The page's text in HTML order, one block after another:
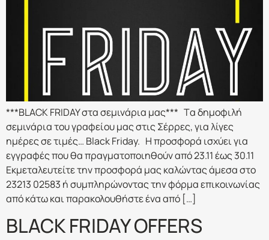
***BLACK FRIDAY στα σεμινάρια μας*** Tα δημοφιλή
σεμινάρια του γραφείου μας στις Σέρρες, για λίγες
ημέρες σε τιμές… Black Friday. Η προσφορά ισχύει για
εγγραφές που θα πραγματοποιηθούν από 23.11 έως 30.11
Εκμεταλευτείτε την προσφορά μας καλώντας άμεσα στο
23213 02583 ή συμπληρώνοντας την φόρμα επικοινωνίας
από κάτω και παρακολουθήστε ένα από […]
BLACK FRIDAY OFFERS